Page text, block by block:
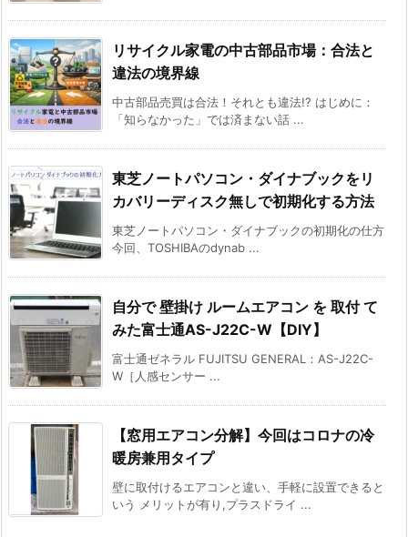
リサイクル家電の中古部品市場：合法と
違法の境界線
中古部品売買は合法！それとも違法!? はじめに：
「知らなかった」では済まない話 ...
東芝ノートパソコン・ダイナブックをリ
カバリーディスク無しで初期化する方法
東芝ノートパソコン・ダイナブックの初期化の仕方
今回、TOSHIBAのdynab ...
自分で 壁掛け ルームエアコン を 取付 て
みた富士通AS-J22C-W【DIY】
富士通ゼネラル FUJITSU GENERAL：AS-J22C-
W［人感センサー ...
【窓用エアコン分解】今回はコロナの冷
暖房兼用タイプ
壁に取付けるエアコンと違い、手軽に設置できると
いう メリットが有り,プラスドライ ...